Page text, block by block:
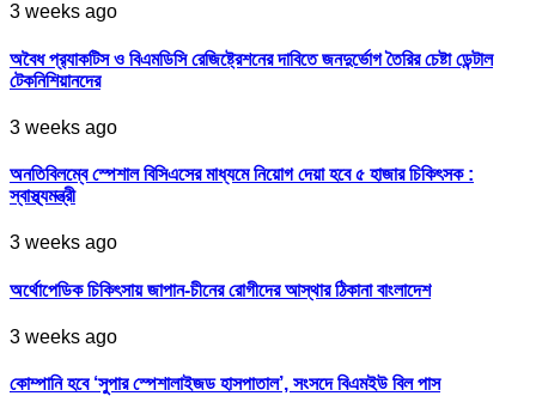
3 weeks ago
অবৈধ প্র‍্যাকটিস ও বিএমডিসি রেজিষ্ট্রেশনের দাবিতে জনদুর্ভোগ তৈরির চেষ্টা ডেন্টাল
টেকনিশিয়ানদের
3 weeks ago
অনতিবিলম্বে স্পেশাল বিসিএসের মাধ্যমে নিয়োগ দেয়া হবে ৫ হাজার চিকিৎসক :
স্বাস্থ্যমন্ত্রী
3 weeks ago
অর্থোপেডিক চিকিৎসায় জাপান-চীনের রোগীদের আস্থার ঠিকানা বাংলাদেশ
3 weeks ago
কোম্পানি হবে ‘সুপার স্পেশালাইজড হাসপাতাল’, সংসদে বিএমইউ বিল পাস